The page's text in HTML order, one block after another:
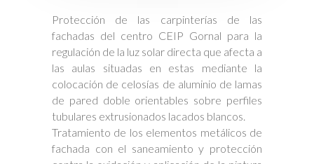
Protección de las carpinterías de las
fachadas del centro CEIP Gornal para la
regulación de la luz solar directa que afecta a
las aulas situadas en estas mediante la
colocación de celosías de aluminio de lamas
de pared doble orientables sobre perfiles
tubulares extrusionados lacados blancos.
Tratamiento de los elementos metálicos de
fachada con el saneamiento y protección